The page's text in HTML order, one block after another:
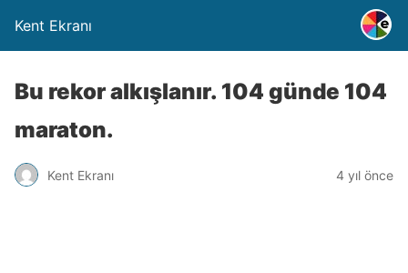
Kent Ekranı
Bu rekor alkışlanır. 104 günde 104
maraton.
Kent Ekranı 4 yıl önce